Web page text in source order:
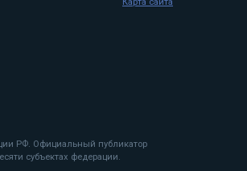
РФ. Официальный публикатор
субъектах федерации.